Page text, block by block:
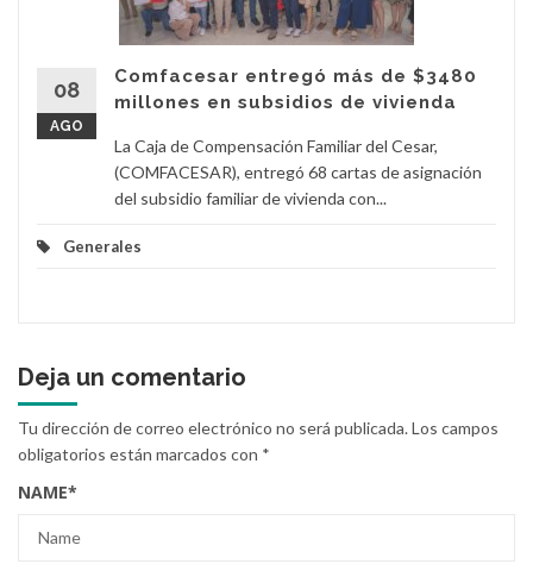
08
AGO
Comfacesar entregó más de $3480
millones en subsidios de vivienda
La Caja de Compensación Familiar del Cesar,
(COMFACESAR), entregó 68 cartas de asignación
del subsidio familiar de vivienda con...
Generales
Deja un comentario
Tu dirección de correo electrónico no será publicada.Los campos
obligatorios están marcados con *
NAME*